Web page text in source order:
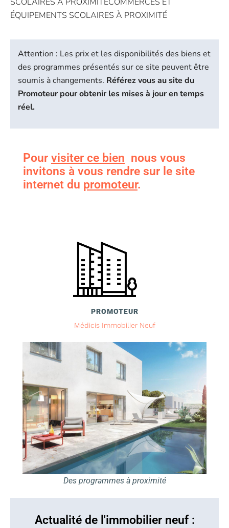
ÉQUIPEMENTS SCOLAIRES À PROXIMITÉ
Attention : Les prix et les disponibilités des biens et
des programmes présentés sur ce site peuvent être
soumis à changements. Référez vous au site du
Promoteur pour obtenir les mises à jour en temps
réel.
Pour visiter ce bien nous vous
invitons à vous rendre sur le site
internet du promoteur.
PROMOTEUR
Médicis Immobilier Neuf
Des programmes à proximité
Actualité de l'immobilier neuf :